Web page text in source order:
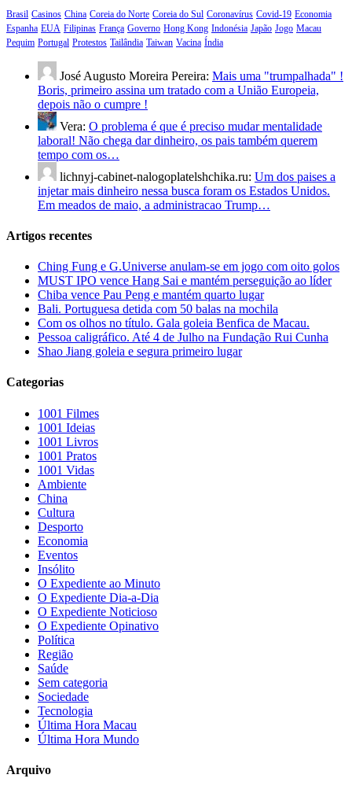
Brasil Casinos China Coreia do Norte Coreia do Sul Coronavírus Covid-19 Economia
Espanha EUA Filipinas França Governo Hong Kong Indonésia Japão Jogo Macau
Pequim Portugal Protestos Tailândia Taiwan Vacina Índia
José Augusto Moreira Pereira: Mais uma "trumpalhada" !
Boris, primeiro assina um tratado com a União Europeia,
depois não o cumpre !
Vera: O problema é que é preciso mudar mentalidade
laboral! Não chega dar dinheiro, os pais também querem
tempo com os…
lichnyj-cabinet-nalogoplatelshchika.ru: Um dos paises a
injetar mais dinheiro nessa busca foram os Estados Unidos.
Em meados de maio, a administracao Trump…
Artigos recentes
Ching Fung e G.Universe anulam-se em jogo com oito golos
MUST IPO vence Hang Sai e mantém perseguição ao líder
Chiba vence Pau Peng e mantém quarto lugar
Bali. Portuguesa detida com 50 balas na mochila
Com os olhos no título. Gala goleia Benfica de Macau.
Pessoa caligráfico. Até 4 de Julho na Fundação Rui Cunha
Shao Jiang goleia e segura primeiro lugar
Categorias
1001 Filmes
1001 Ideias
1001 Livros
1001 Pratos
1001 Vidas
Ambiente
China
Cultura
Desporto
Economia
Eventos
Insólito
O Expediente ao Minuto
O Expediente Dia-a-Dia
O Expediente Noticioso
O Expediente Opinativo
Política
Região
Saúde
Sem categoria
Sociedade
Tecnologia
Última Hora Macau
Última Hora Mundo
Arquivo